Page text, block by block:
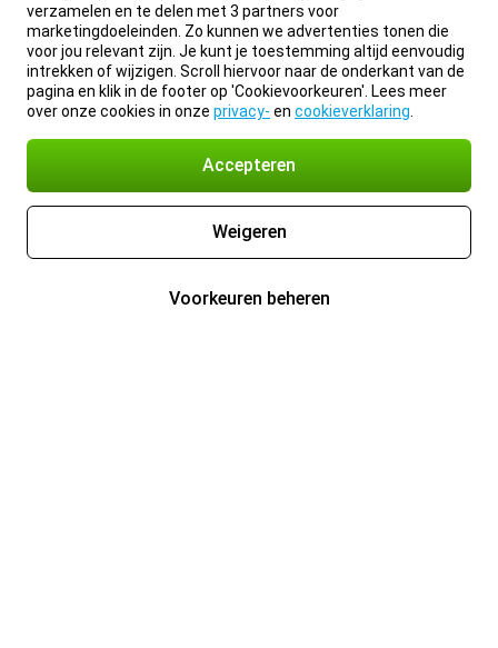
verzamelen en te delen met 3 partners voor
marketingdoeleinden. Zo kunnen we advertenties tonen die
voor jou relevant zijn. Je kunt je toestemming altijd eenvoudig
intrekken of wijzigen. Scroll hiervoor naar de onderkant van de
pagina en klik in de footer op 'Cookievoorkeuren'. Lees meer
over onze cookies in onze privacy- en cookieverklaring
Accepteren
Weigeren
Voorkeuren beheren